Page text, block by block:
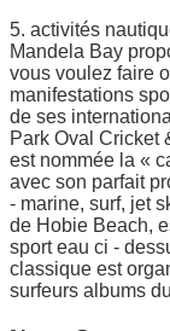
5. activités
Mandela Bay
vous voulez faire
manifestations
de ses
Park Oval Cricket
est nommée la «
avec son parfait
- marine, surf, jet
de Hobie Beach,
sport eau ci -
classique est
surfeurs albums